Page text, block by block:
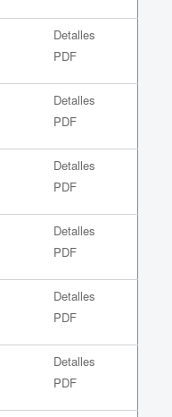
Detalles
PDF
Detalles
PDF
Detalles
PDF
Detalles
PDF
Detalles
PDF
Detalles
PDF